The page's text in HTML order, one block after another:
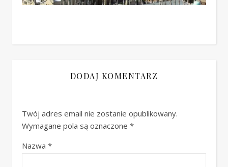
DODAJ KOMENTARZ
Twój adres email nie zostanie opublikowany.
Wymagane pola są oznaczone *
Nazwa *